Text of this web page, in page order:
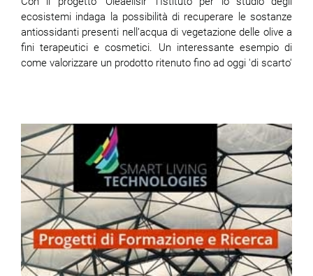
ecosistemi indaga la possibilità di recuperare le sostanze
antiossidanti presenti nell’acqua di vegetazione delle olive a
fini terapeutici e cosmetici. Un interessante esempio di
come valorizzare un prodotto ritenuto fino ad oggi 'di scarto'